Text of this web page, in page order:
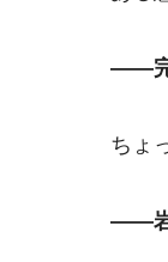
――完
ちょ
――岩